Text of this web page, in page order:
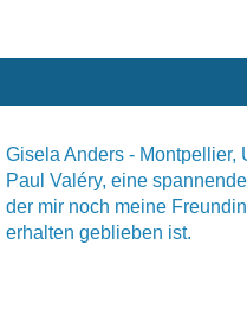
Gisela Anders - Montpellier,
Paul Valéry, eine
der mir noch meine
erhalten geblieben ist.